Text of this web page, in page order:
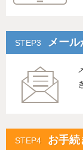
メー
お手続